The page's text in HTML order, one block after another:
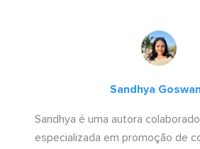
Sandhya
Sandhya é uma autora
especializada em promoção de